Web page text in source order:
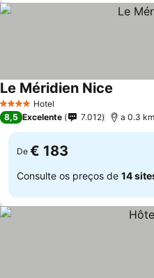
4 EstrelasHotel
Le Méridien Nice
8,5 Excelente 7.012 a 0.3
De € 183
Consulte os preços de 14